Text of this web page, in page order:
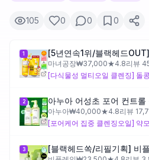
105 0 0 0
1
마녀공장₩37,000★4.8리뷰
2
아누아₩40,000★4.8리뷰
3